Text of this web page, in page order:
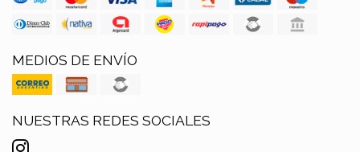
MEDIOS DE ENVÍO
NUESTRAS REDES SOCIALES